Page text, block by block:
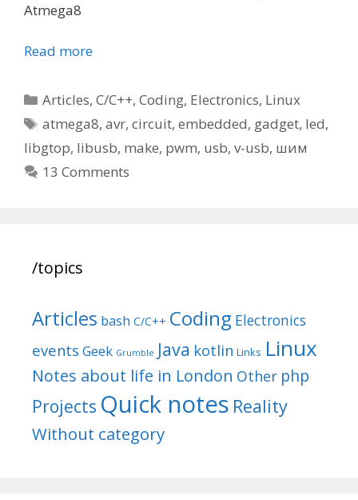
Atmega8
Read more
Categories
Articles,C/C++,Coding, Electronics, Linux
Tags
atmega8,avr,circuit,embedded, gadget, led,
libgtop, libusb, make, pwm, usb, v-usb, шим
13 Comments
/topics
Articles bash C/C++ Coding Electronics
events Geek Grumble Java kotlin Links Linux
Notes about life in London Other php
Projects Quick notes Reality
Without category